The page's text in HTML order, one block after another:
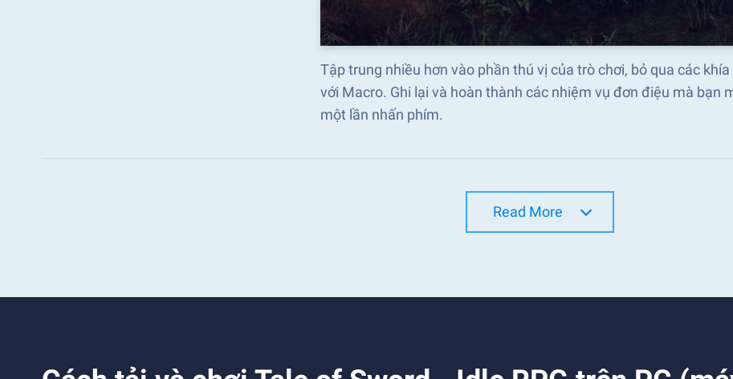
Tập trung nhiều hơn vào phần thú vị của trò chơi, bỏ qua các
với Macro. Ghi lại và hoàn thành các nhiệm vụ đơn điệu mà bạn
một lần nhấn phím.
Read More